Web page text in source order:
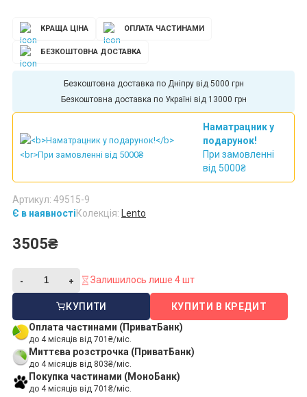
КРАЩА ЦІНА ОПЛАТА ЧАСТИНАМИ
БЕЗКОШТОВНА ДОСТАВКА
Безкоштовна доставка по Дніпру від 5000 грн
Безкоштовна доставка по Україні від 13000 грн
Наматрацник у
подарунок!
При замовленні
від 5000₴
Є в наявностіКолекція: Lento
Артикул: 49515-9
3505₴
Залишилось лише 4 шт
КУПИТИ
Оплата частинами (ПриватБанк)
до 4 місяців від 701₴/міс.
Миттєва розстрочка (ПриватБанк)
до 4 місяців від 803₴/міс.
Покупка частинами (МоноБанк)
до 4 місяців від 701₴/міс.
КУПИТИ В КРЕДИТ